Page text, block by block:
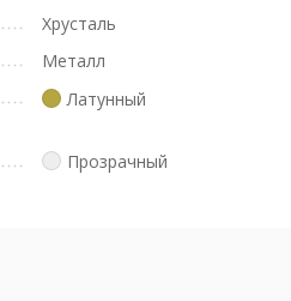
Хрусталь
Металл
Латунный
Прозрачный